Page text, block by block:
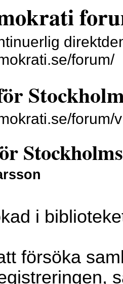
forum/
i
försöka